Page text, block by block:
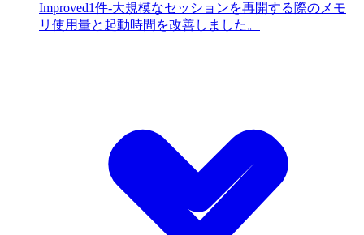
Improved1件-大規模なセッションを再開する際のメモ
リ使用量と起動時間を改善しました。